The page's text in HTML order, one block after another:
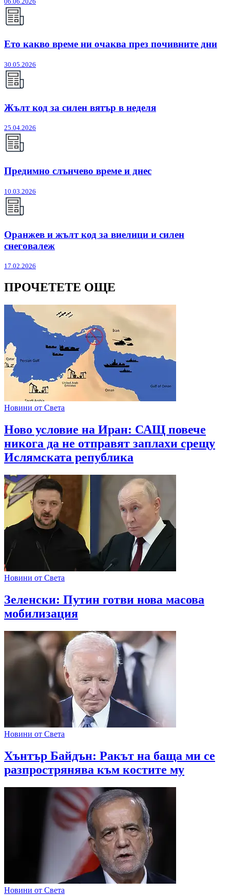
Ето какво време ни очаква през почивните дни
30.05.2026
Жълт код за силен вятър в неделя
25.04.2026
Предимно слънчево време и днес
10.03.2026
Оранжев и жълт код за виелици и силен
снеговалеж
17.02.2026
ПРОЧЕТЕТЕ ОЩЕ
Новини от Света
Ново условие на Иран: САЩ повече
никога да не отправят заплахи срещу
Ислямската република
Новини от Света
Зеленски: Путин готви нова масова
мобилизация
Новини от Света
Хънтър Байдън: Ракът на баща ми се
разпрострянява към костите му
Новини от Света